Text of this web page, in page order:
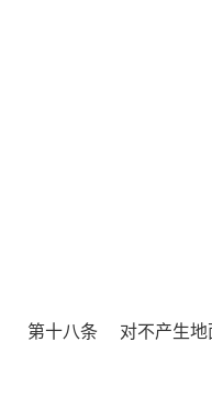
第十八条 对不产生地面